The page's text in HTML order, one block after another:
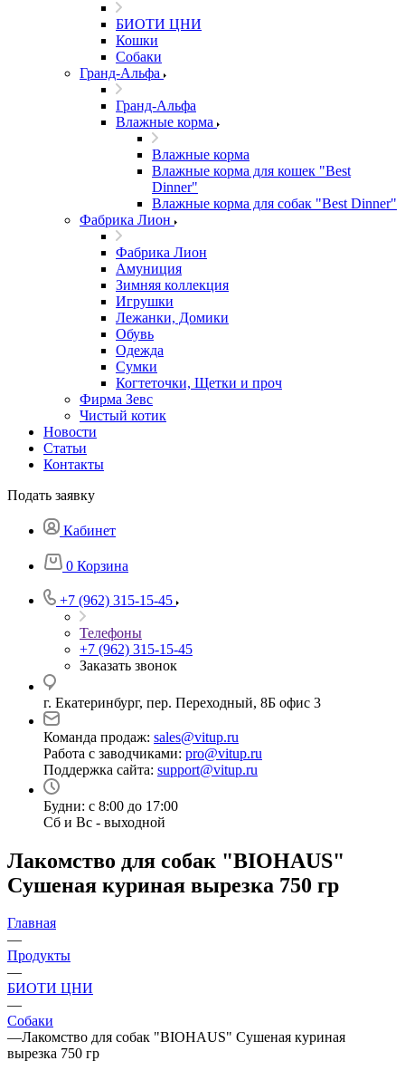
БИОТИ ЦНИ
Кошки
Собаки
Гранд-Альфа
Гранд-Альфа
Влажные корма
Влажные корма
Влажные корма для кошек "Best
Dinner"
Влажные корма для собак "Best Dinner"
Фабрика Лион
Фабрика Лион
Амуниция
Зимняя коллекция
Игрушки
Лежанки, Домики
Обувь
Одежда
Сумки
Когтеточки, Щетки и проч
Фирма Зевс
Чистый котик
Новости
Статьи
Контакты
Подать заявку
Кабинет
0 Корзина
+7 (962) 315-15-45
Телефоны
+7 (962) 315-15-45
Заказать звонок
г. Екатеринбург, пер. Переходный, 8Б офис 3
Команда продаж: sales@vitup.ru
Работа с заводчиками: pro@vitup.ru
Поддержка сайта: support@vitup.ru
Будни: с 8:00 до 17:00
Сб и Вс - выходной
Лакомство для собак "BIOHAUS"
Cушеная куриная вырезка 750 гр
Главная
—
Продукты
—
БИОТИ ЦНИ
—
Собаки
—Лакомство для собак "BIOHAUS" Cушеная куриная
вырезка 750 гр